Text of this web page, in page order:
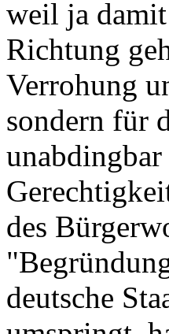
weil ja
Richtung
Verrohung
sondern für
des
deutsche